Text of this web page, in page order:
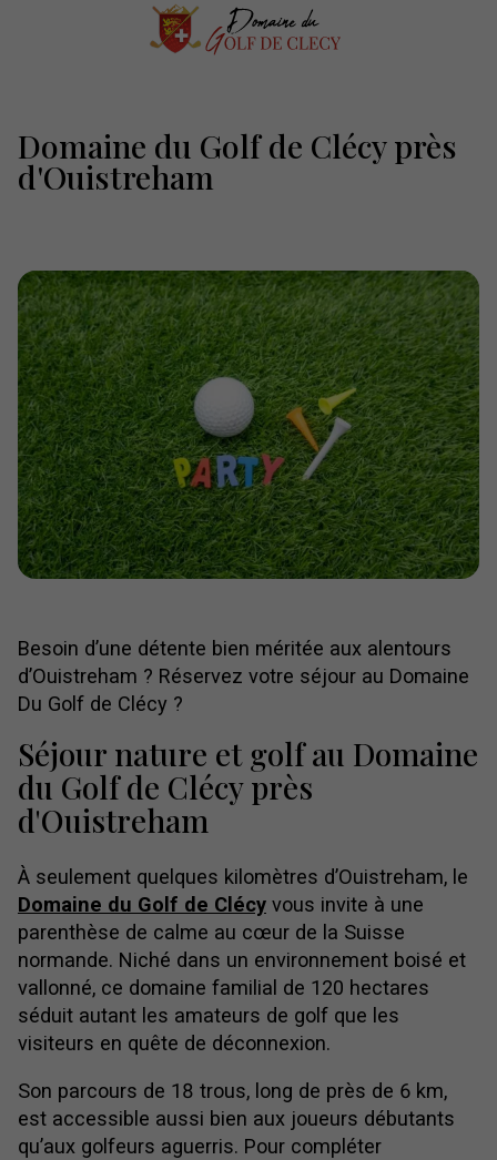
Domaine du Golf de Clécy près
d'Ouistreham
Besoin d’une détente bien méritée aux alentours
d’Ouistreham ? Réservez votre séjour au Domaine
Du Golf de Clécy ?
Séjour nature et golf au Domaine
du Golf de Clécy près
d'Ouistreham
À seulement quelques kilomètres d’Ouistreham, le
Domaine du Golf de Clécy vous invite à une
parenthèse de calme au cœur de la Suisse
normande. Niché dans un environnement boisé et
vallonné, ce domaine familial de 120 hectares
séduit autant les amateurs de golf que les
visiteurs en quête de déconnexion.
Son parcours de 18 trous, long de près de 6 km,
est accessible aussi bien aux joueurs débutants
qu’aux golfeurs aguerris. Pour compléter